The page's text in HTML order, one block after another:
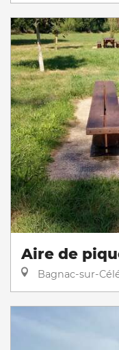
Aire de
Bagnac-sur-